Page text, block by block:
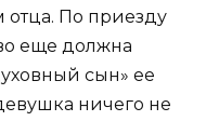
отца. По приезду
еще должна
сын» ее
ничего не